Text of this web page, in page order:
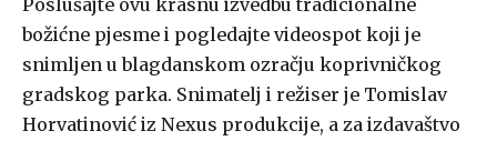
božićne pjesme i pogledajte videospot koji je
snimljen u blagdanskom ozračju koprivničkog
gradskog parka. Snimatelj i režiser je Tomislav
Horvatinović iz Nexus produkcije, a za izdavaštvo